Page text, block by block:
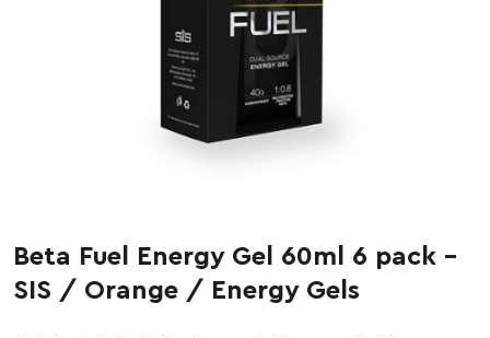
Έχει εξαντληθεί
Beta Fuel Energy Gel 60ml 6 pack -
SIS / Orange / Energy Gels